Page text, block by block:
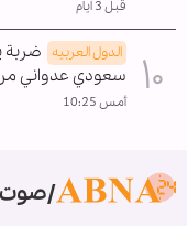
قبل 3 ايام
الدول العربیه ضربة
سعودي عدواني من
أمس 10:25
صوت